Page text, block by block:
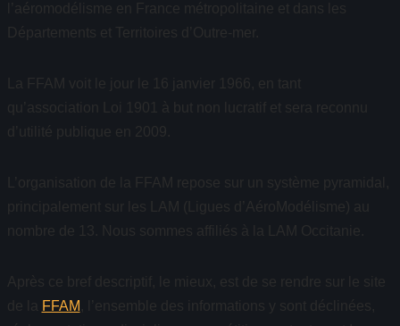
l’aéromodélisme en France métropolitaine et dans les
Départements et Territoires d’Outre-mer.
La FFAM voit le jour le 16 janvier 1966, en tant
qu’association Loi 1901 à but non lucratif et sera reconnu
d’utilité publique en 2009.
L’organisation de la FFAM repose sur un système pyramidal,
principalement sur les LAM (Ligues d’AéroModélisme) au
nombre de 13. Nous sommes affiliés à la LAM Occitanie.
Après ce bref descriptif, le mieux, est de se rendre sur le site
de la
FFAM , l’ensemble des informations y sont déclinées,